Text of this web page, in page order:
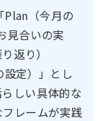
Plan（今月の
見合いの実
返り）
定）」とし
しい具体的な
レームが実践